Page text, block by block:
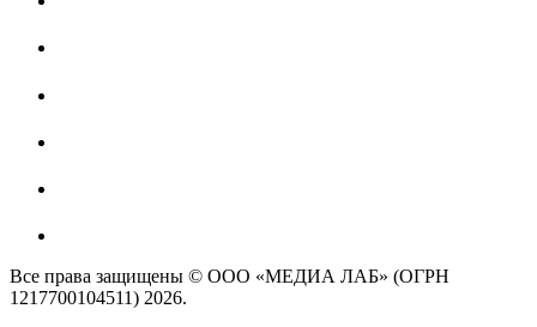
Все права защищены © ООО «МЕДИА ЛАБ» (ОГРН
1217700104511) 2026.